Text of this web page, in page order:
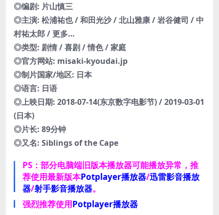
◎编剧: 片山慎三
◎主演: 松浦祐也 / 和田光沙 / 北山雅康 / 岩谷健司 / 中
村祐太郎 / 更多…
◎类型: 剧情 / 喜剧 / 情色 / 家庭
◎官方网站: misaki-kyoudai.jp
◎制片国家/地区: 日本
◎语言: 日语
◎上映日期: 2018-07-14(东京数字电影节) / 2019-03-01
(日本)
◎片长: 89分钟
◎又名: Siblings of the Cape
PS：部分电脑端旧版本播放器可能播放异常，推
荐使用最新版本Potplayer播放器/迅雷影音播放
器/射手影音播放器。
强烈推荐使用Potplayer播放器